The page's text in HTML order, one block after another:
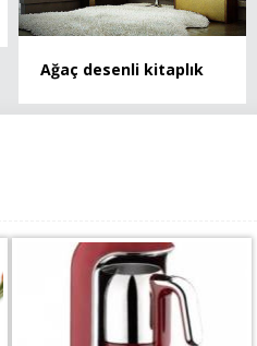
Ağaç desenli kitaplık